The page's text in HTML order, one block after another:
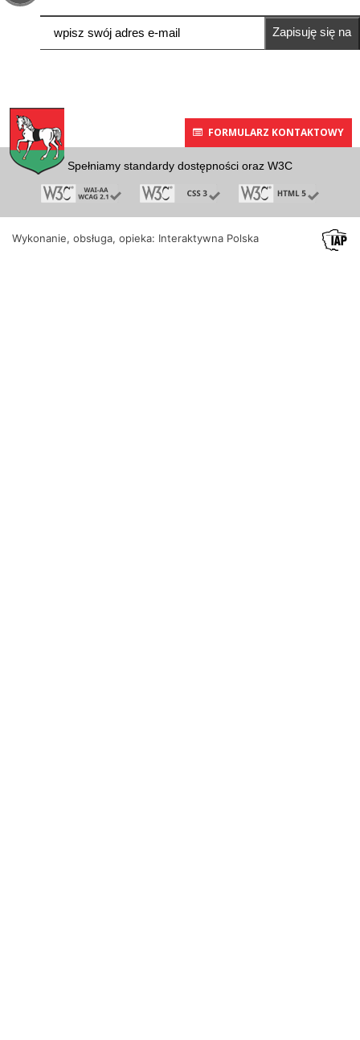
Zapisuję się na
FORMULARZ KONTAKTOWY
Spełniamy standardy dostępności oraz W3C
Wykonanie, obsługa, opieka: Interaktywna Polska